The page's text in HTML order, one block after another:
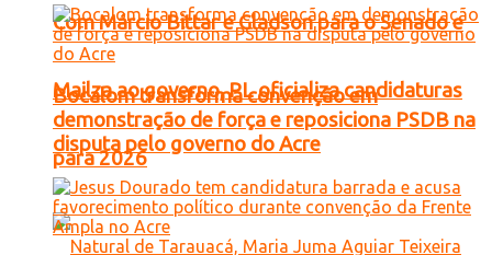
Com Márcio Bittar e Gladson para o Senado e
Mailza ao governo, PL oficializa candidaturas
para 2026
Bocalom transforma convenção em
demonstração de força e reposiciona PSDB na
disputa pelo governo do Acre